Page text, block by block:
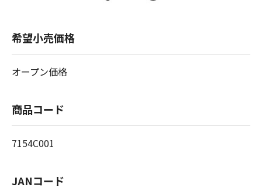
希望小売価格
オープン価格
商品コード
7154C001
JANコード